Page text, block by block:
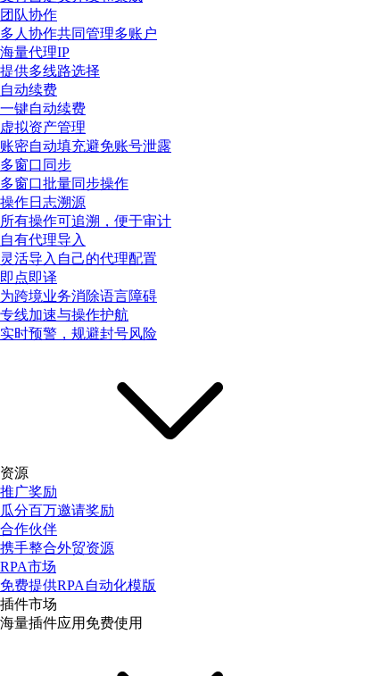
团队协作
多人协作共同管理多账户
海量代理IP
提供多线路选择
自动续费
一键自动续费
虚拟资产管理
账密自动填充避免账号泄露
多窗口同步
多窗口批量同步操作
操作日志溯源
所有操作可追溯，便于审计
自有代理导入
灵活导入自己的代理配置
即点即译
为跨境业务消除语言障碍
专线加速与操作护航
实时预警，规避封号风险
资源
推广奖励
瓜分百万邀请奖励
合作伙伴
携手整合外贸资源
RPA市场
免费提供RPA自动化模版
插件市场
海量插件应用免费使用